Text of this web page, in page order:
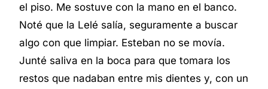
el piso. Me sostuve con la mano en el banco.
Noté que la Lelé salía, seguramente a buscar
algo con que limpiar. Esteban no se movía.
Junté saliva en la boca para que tomara los
restos que nadaban entre mis dientes y, con un